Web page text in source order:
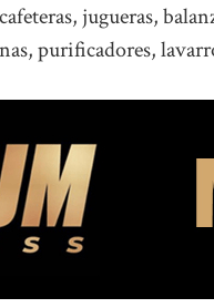
jugueras,
purificadores,